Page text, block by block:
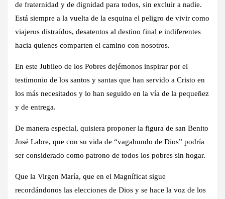
de fraternidad y de dignidad para todos, sin excluir a nadie.
Está siempre a la vuelta de la esquina el peligro de vivir como
viajeros distraídos, desatentos al destino final e indiferentes
hacia quienes comparten el camino con nosotros.
En este Jubileo de los Pobres dejémonos inspirar por el
testimonio de los santos y santas que han servido a Cristo en
los más necesitados y lo han seguido en la vía de la pequeñez
y de entrega.
De manera especial, quisiera proponer la figura de san Benito
José Labre, que con su vida de “vagabundo de Dios” podría
ser considerado como patrono de todos los pobres sin hogar.
Que la Virgen María, que en el Magníficat sigue
recordándonos las elecciones de Dios y se hace la voz de los